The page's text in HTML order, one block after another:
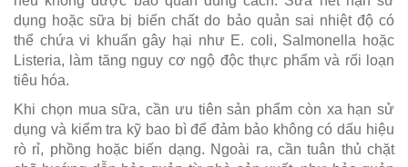
dụng hoặc sữa bị biến chất do bảo quản sai nhiệt độ có
thể chứa vi khuẩn gây hại như E. coli, Salmonella hoặc
Listeria, làm tăng nguy cơ ngộ độc thực phẩm và rối loạn
tiêu hóa.
Khi chọn mua sữa, cần ưu tiên sản phẩm còn xa hạn sử
dụng và kiểm tra kỹ bao bì để đảm bảo không có dấu hiệu
rò rỉ, phồng hoặc biến dạng. Ngoài ra, cần tuân thủ chặt